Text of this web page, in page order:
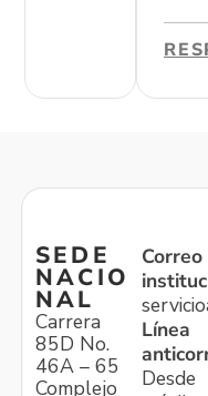
SEDE
NACIO
NAL
Carrera
85D No.
46A – 65
Complejo
Correo
Línea
Desde